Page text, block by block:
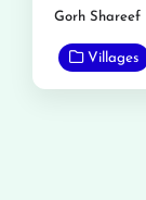
Gorh Shareef
Villages